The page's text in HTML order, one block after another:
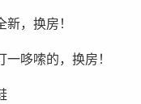
，换房！
哆嗦的，换房！